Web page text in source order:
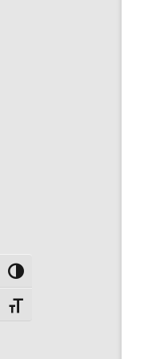
Toggle High Contrast
Toggle Font size